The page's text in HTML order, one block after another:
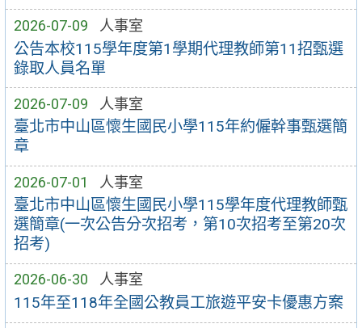
2026-07-09 人事室
公告本校115學年度第1學期代理教師第11招甄選
錄取人員名單
2026-07-09 人事室
臺北市中山區懷生國民小學115年約僱幹事甄選簡
章
2026-07-01 人事室
臺北市中山區懷生國民小學115學年度代理教師甄
選簡章(一次公告分次招考，第10次招考至第20次
招考)
2026-06-30 人事室
115年至118年全國公教員工旅遊平安卡優惠方案